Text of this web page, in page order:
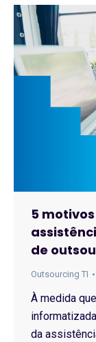
5
de
Outsourcing TI
À medida
da